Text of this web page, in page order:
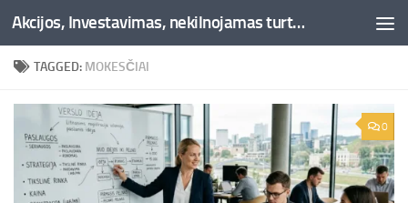
Skip to content Akcijos, Investavimas, nekilnojamas turtas, kriptovaliutos - Besociai.lt
TAGGED: MOKESČIAI
0